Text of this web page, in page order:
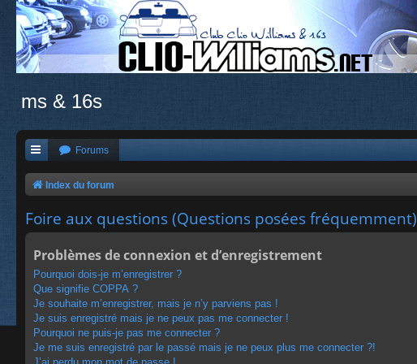
ms & 16s
Forums
Index du forum
Foire aux questions (Questions posées fréquemment)
Problèmes de connexion et d’enregistrement
Pourquoi dois-je m’enregistrer ?
Que signifie COPPA ?
Je souhaite m’enregistrer, mais je n’y parviens pas !
Je suis enregistré mais je ne peux pas me connecter !
Pourquoi ne puis-je pas me connecter ?
Je me suis enregistré par le passé mais je ne peux plus me connecter ?!